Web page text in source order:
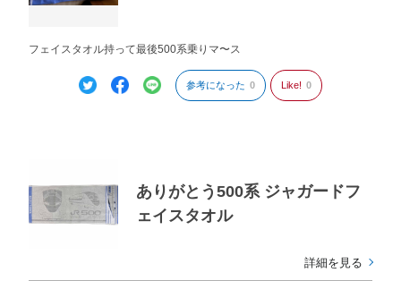
フェイスタオル持って最後500系乗りマ〜ス
参考になった 0 Like! 0
ありがとう500系 ジャガードフ
ェイスタオル
詳細を見る